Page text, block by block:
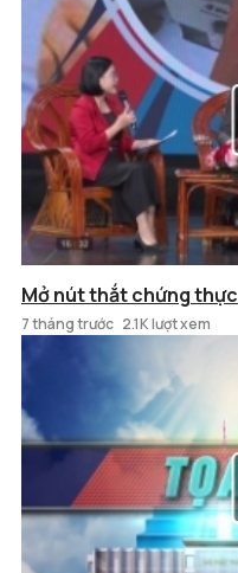
Mở nút thắt chứng thực
7 tháng trước 2.1K lượt xem